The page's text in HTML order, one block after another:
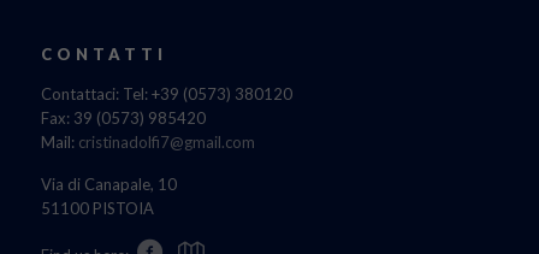
CONTATTI
Contattaci: Tel: +39 (0573) 380120
Fax: 39 (0573) 985420
Mail: cristinadolfi7@gmail.com
Via di Canapale, 10
51100 PISTOIA